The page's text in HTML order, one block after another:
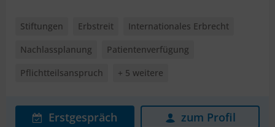
Stiftungen Erbstreit
Internationales Erbrecht
Nachlassplanung
Patientenverfügung
Pflichtteilsanspruch
+ 5 weitere
Erstgespräch zum Profil